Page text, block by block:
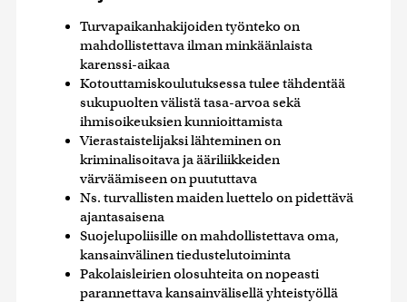
Turvapaikanhakijoiden työnteko on
mahdollistettava ilman minkäänlaista
karenssi-aikaa
Kotouttamiskoulutuksessa tulee tähdentää
sukupuolten välistä tasa-arvoa sekä
ihmisoikeuksien kunnioittamista
Vierastaistelijaksi lähteminen on
kriminalisoitava ja ääriliikkeiden
värväämiseen on puututtava
Ns. turvallisten maiden luettelo on pidettävä
ajantasaisena
Suojelupoliisille on mahdollistettava oma,
kansainvälinen tiedustelutoiminta
Pakolaisleirien olosuhteita on nopeasti
parannettava kansainvälisellä yhteistyöllä